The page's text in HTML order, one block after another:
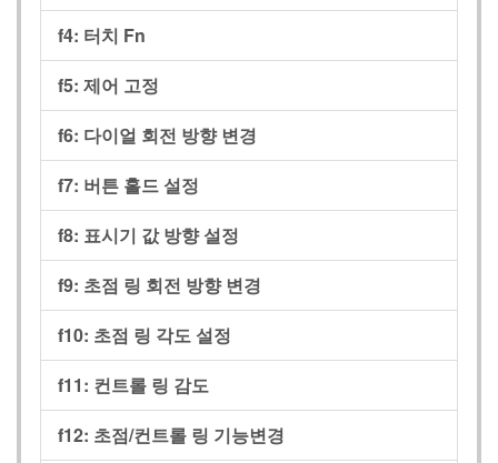
f4: 터치 Fn
f5: 제어 고정
f6: 다이얼 회전 방향 변경
f7: 버튼 홀드 설정
f8: 표시기 값 방향 설정
f9: 초점 링 회전 방향 변경
f10: 초점 링 각도 설정
f11: 컨트롤 링 감도
f12: 초점/컨트롤 링 기능변경